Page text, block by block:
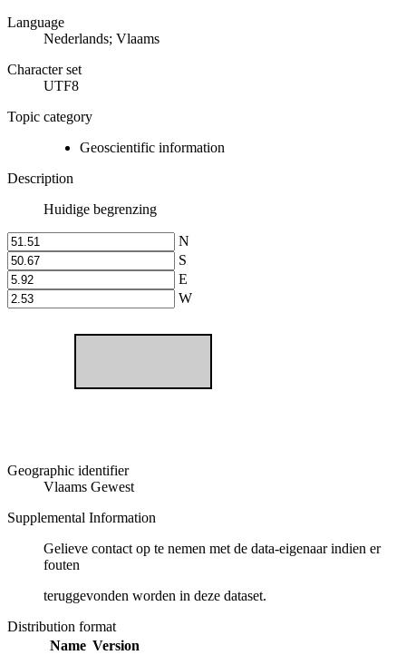
Language
Nederlands; Vlaams
Character set
UTF8
Topic category
Geoscientific information
Description
Huidige begrenzing
N
S
E
W
Geographic identifier
Vlaams Gewest
Supplemental Information
Gelieve contact op te nemen met de data-eigenaar indien er
fouten
teruggevonden worden in deze dataset.
Distribution format
Name Version